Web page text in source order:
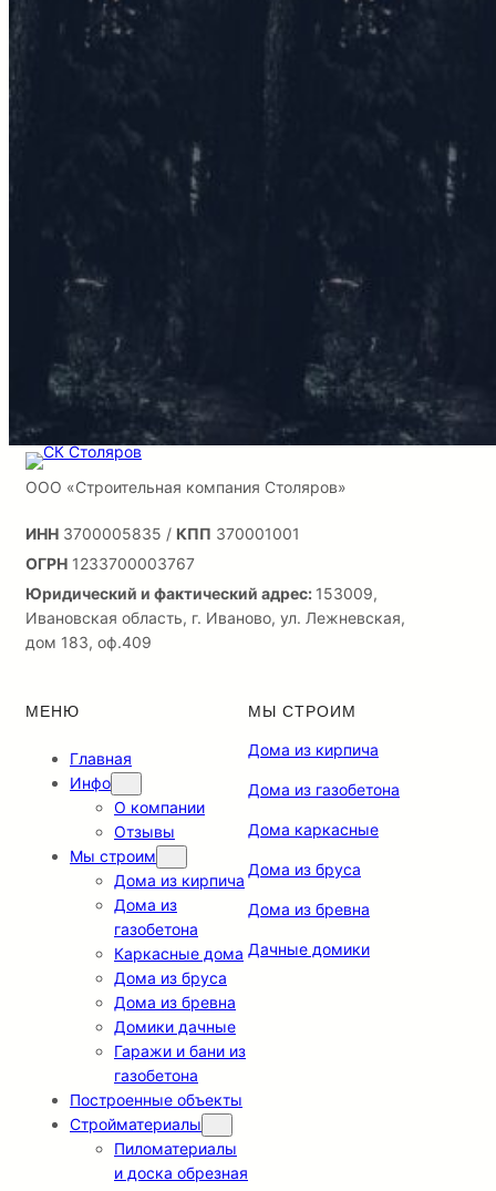
ООО «Строительная компания Столяров»
ИНН 3700005835 / КПП 370001001
ОГРН 1233700003767
Юридический и фактический адрес: 153009,
Ивановская область, г. Иваново, ул. Лежневская,
дом 183, оф.409
МЕНЮ
Главная
Инфо
О компании
Отзывы
Мы строим
Дома из кирпича
Дома из
газобетона
Каркасные дома
Дома из бруса
Дома из бревна
Домики дачные
Гаражи и бани из
газобетона
Построенные объекты
Стройматериалы
Пиломатериалы
и доска обрезная
МЫ СТРОИМ
Дома из кирпича
Дома из газобетона
Дома каркасные
Дома из бруса
Дома из бревна
Дачные домики